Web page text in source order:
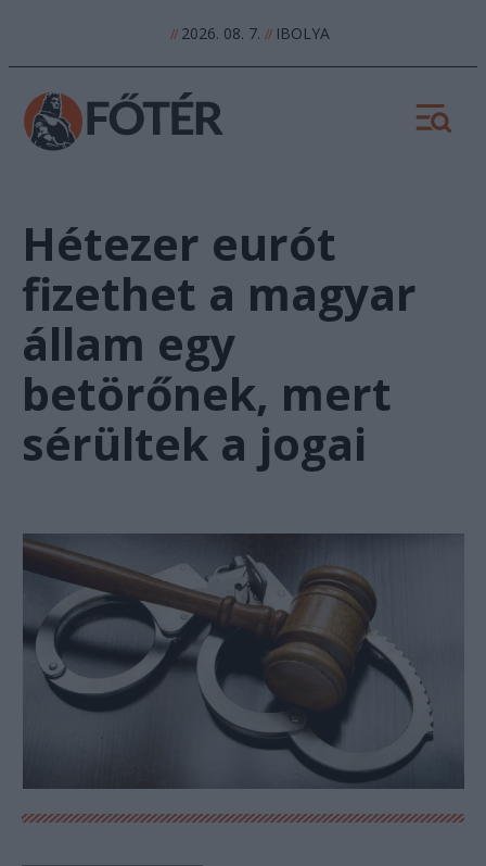
//2026. 08. 7. //IBOLYA
Hétezer eurót
fizethet a magyar
állam egy
betörőnek, mert
sérültek a jogai